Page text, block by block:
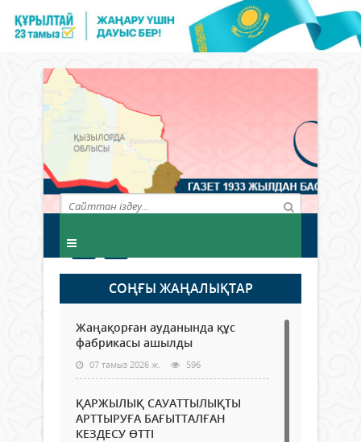
СОҢҒЫ ЖАҢАЛЫҚТАР
Жаңақорған ауданында құс
фабрикасы ашылды
07 тамыз 2026 ж. 596
ҚАРЖЫЛЫҚ САУАТТЫЛЫҚТЫ
АРТТЫРУҒА БАҒЫТТАЛҒАН
КЕЗДЕСУ ӨТТІ